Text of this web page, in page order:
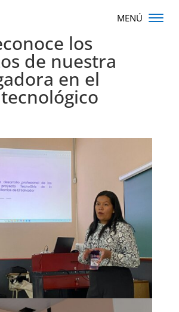
los
de nuestra
en el